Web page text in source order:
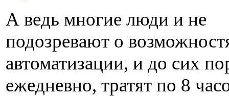
А ведь многие люди и не
подозревают о
автоматизации, и до сих
ежедневно, тратят по 8